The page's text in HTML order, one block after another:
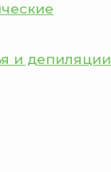
и депиляции